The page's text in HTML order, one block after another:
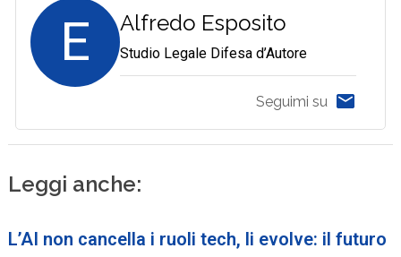
E Alfredo Esposito
Studio Legale Difesa d’Autore
Seguimi su
Leggi anche:
L’AI non cancella i ruoli tech, li evolve: il futuro